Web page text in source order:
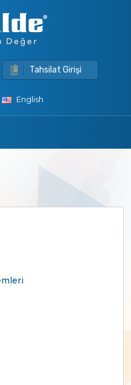
Tahsilat Girişi
English